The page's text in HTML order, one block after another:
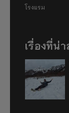
โรงแรม
เรื่องที่น่า